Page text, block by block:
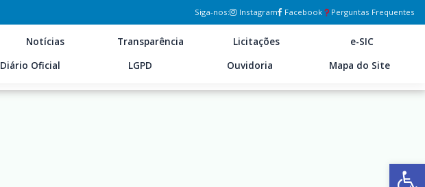
Siga-nos: Instagram Facebook Perguntas Frequentes
Notícias Transparência Licitações
e-SIC
Diário Oficial LGPD Ouvidoria Mapa do Site